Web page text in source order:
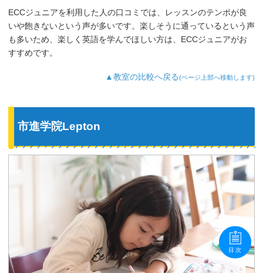
ECCジュニアを利用した人の口コミでは、レッスンのテンポが良
いや飽きないという声が多いです。楽しそうに通っているという声
も多いため、楽しく英語を学んでほしい方は、ECCジュニアがお
すすめです。
▲教室の比較へ戻る(ページ上部へ移動します)
市進学院Lepton
目次